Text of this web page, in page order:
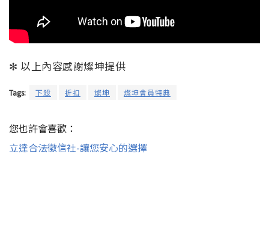
✻ 以上內容感謝燦坤提供
Tags: 下殺 折扣 燦坤 燦坤會員特典
您也許會喜歡：
立達合法徵信社-讓您安心的選擇